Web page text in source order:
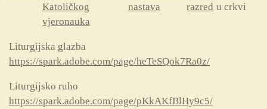
Katoličkog
vjeronauka
nastava
razred u crkvi
Liturgijska glazba
https://spark.adobe.com/page/heTeSQok7Ra0z/
Liturgijsko ruho
https://spark.adobe.com/page/pKkAKfBlHy9c5/